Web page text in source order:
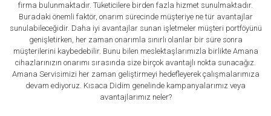
firma bulunmaktadır. Tüketicilere birden fazla hizmet sunulmaktadır.
Buradaki önemli faktör, onarım sürecinde müşteriye ne tür avantajlar
sunulabileceğidir. Daha iyi avantajlar sunan işletmeler müşteri portföyünü
genişletirken, her zaman onarımla sınırlı olanlar bir süre sonra
müşterilerini kaybedebilir. Bunu bilen meslektaşlarımızla birlikte Amana
cihazlarınızın onarımı sırasında size birçok avantajlı nokta sunacağız.
Amana Servisimizi her zaman geliştirmeyi hedefleyerek çalışmalarımıza
devam ediyoruz. Kısaca Didim genelinde kampanyalarımız veya
avantajlarımız neler?